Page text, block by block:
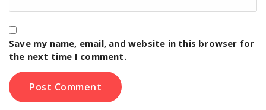
Save my name, email, and website in this browser for
the next time I comment.